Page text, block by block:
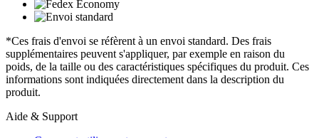
*Ces frais d'envoi se réfèrent à un envoi standard. Des frais
supplémentaires peuvent s'appliquer, par exemple en raison du
poids, de la taille ou des caractéristiques spécifiques du produit. Ces
informations sont indiquées directement dans la description du
produit.
Aide & Support